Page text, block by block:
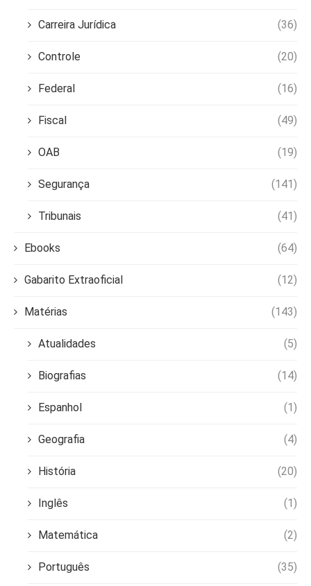
Carreira Jurídica (36)
Controle (20)
Federal (16)
Fiscal (49)
OAB (19)
Segurança (141)
Tribunais (41)
Ebooks (64)
Gabarito Extraoficial (12)
Matérias (143)
Atualidades (5)
Biografias (14)
Espanhol (1)
Geografia (4)
História (20)
Inglês (1)
Matemática (2)
Português (35)